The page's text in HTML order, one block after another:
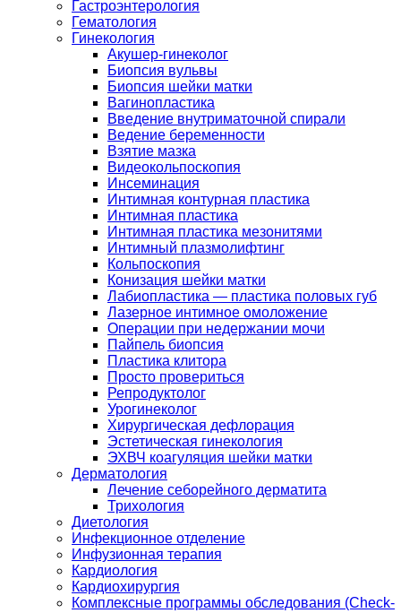
Гастроэнтерология
Гематология
Гинекология
Акушер-гинеколог
Биопсия вульвы
Биопсия шейки матки
Вагинопластика
Введение внутриматочной спирали
Ведение беременности
Взятие мазка
Видеокольпоскопия
Инсеминация
Интимная контурная пластика
Интимная пластика
Интимная пластика мезонитями
Интимный плазмолифтинг
Кольпоскопия
Конизация шейки матки
Лабиопластика — пластика половых губ
Лазерное интимное омоложение
Операции при недержании мочи
Пайпель биопсия
Пластика клитора
Просто провериться
Репродуктолог
Урогинеколог
Хирургическая дефлорация
Эстетическая гинекология
ЭХВЧ коагуляция шейки матки
Дерматология
Лечение себорейного дерматита
Трихология
Диетология
Инфекционное отделение
Инфузионная терапия
Кардиология
Кардиохирургия
Комплексные программы обследования (Check-